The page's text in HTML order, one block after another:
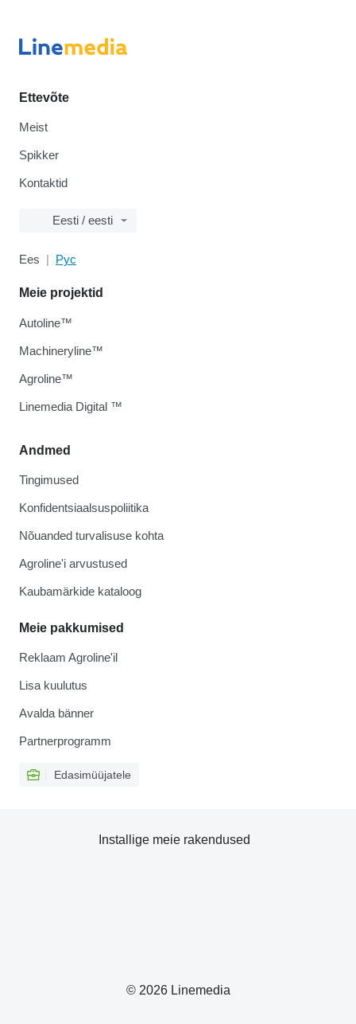
Ettevõte
Meist
Spikker
Kontaktid
Eesti / eesti
Ees Рус
Andmed
Tingimused
Konfidentsiaalsuspoliitika
Nõuanded turvalisuse kohta
Agroline'i arvustused
Kaubamärkide kataloog
Meie pakkumised
Reklaam Agroline'il
Lisa kuulutus
Avalda bänner
Partnerprogramm
Edasimüüjatele
Meie projektid
Autoline™
Machineryline™
Agroline™
Linemedia Digital ™
© 2026 Linemedia
Installige meie rakendused